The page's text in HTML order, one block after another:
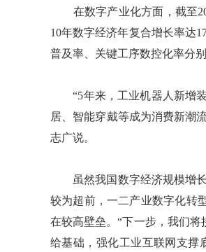
在数字产业化方面，截至
10年数字经济年复合增长率达
普及率、关键工序数控化率分
“5年来，工业机器人新增装
居、智能穿戴等成为消费新潮
志广说。
虽然我国数字经济规模增长
较为超前，一二产业数字化转
在较高壁垒。“下一步，我们将
给基础，强化工业互联网支撑